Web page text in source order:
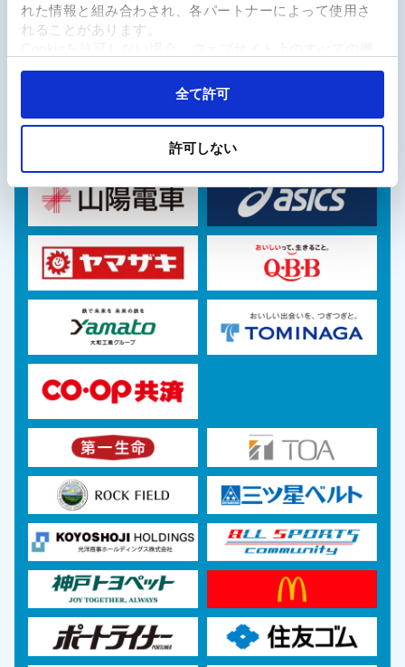
れた情報と組み合わされ、各パートナーによって使用さ
れることがあります。
能やコンテンツに完全にアクセスできなくなる可能性が
全て許可
許可しない
Sponsor